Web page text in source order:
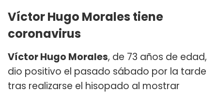
Víctor Hugo Morales tiene
coronavirus
Víctor Hugo Morales, de 73 años de edad,
dio positivo el pasado sábado por la tarde
tras realizarse el hisopado al mostrar